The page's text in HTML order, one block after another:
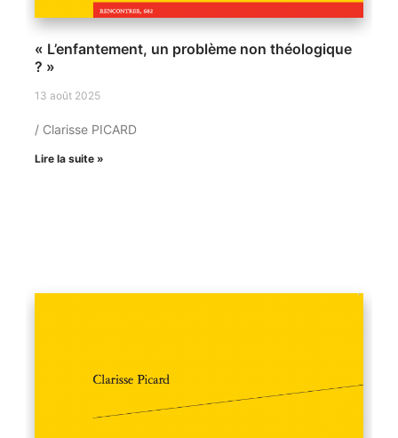
« L’enfantement, un problème non théologique
? »
13 août 2025
/ Clarisse PICARD
Lire la suite »